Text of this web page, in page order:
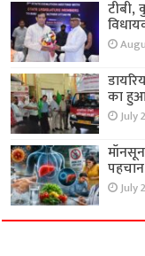
का
July
July